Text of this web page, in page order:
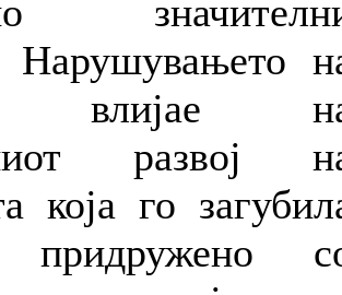
Нарушувањето
влијае
развој
која го
придружено